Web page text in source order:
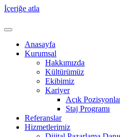
İçeriğe atla
Anasayfa
Kurumsal
Hakkımızda
Kültürümüz
Ekibimiz
Kariyer
Açık
Staj Programı
Referanslar
Hizmetlerimiz